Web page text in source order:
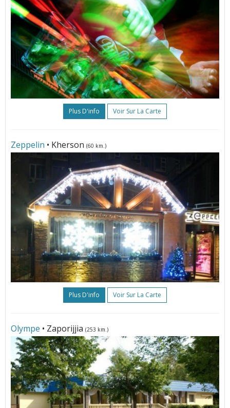
Plus D'info Voir Sur La Carte
Zeppelin • Kherson (60 km.)
Plus D'info Voir Sur La Carte
Olympe • Zaporijjia (253 km.)